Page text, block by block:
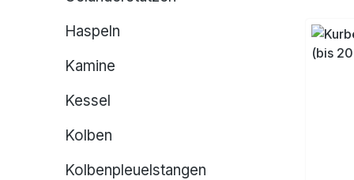
Haspeln
Kamine
Kessel
Kolben
Kolbenpleuelstangen